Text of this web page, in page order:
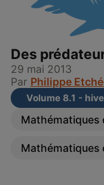
Des
29 mai 2013
Par Philippe
Volume 8.1 -
Mathématiques
Mathématiques